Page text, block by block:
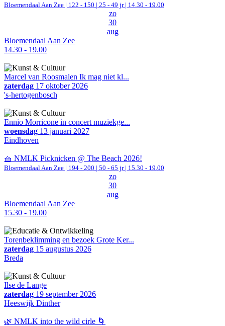
Bloemendaal Aan Zee | 122 - 150 | 25 - 49 jr | 14.30 - 19.00
zo
30
aug
Bloemendaal Aan Zee
14.30 - 19.00
Marcel van Roosmalen Ik mag niet kl...
zaterdag 17 oktober 2026
's-hertogenbosch
Ennio Morricone in concert muziekge...
woensdag 13 januari 2027
Eindhoven
🧺 NMLK Picknicken @ The Beach 2026!
Bloemendaal Aan Zee | 194 - 200 | 50 - 65 jr | 15.30 - 19.00
zo
30
aug
Bloemendaal Aan Zee
15.30 - 19.00
Torenbeklimming en bezoek Grote Ker...
zaterdag 15 augustus 2026
Breda
Ilse de Lange
zaterdag 19 september 2026
Heeswijk Dinther
🌿 NMLK into the wild cirle 🌀